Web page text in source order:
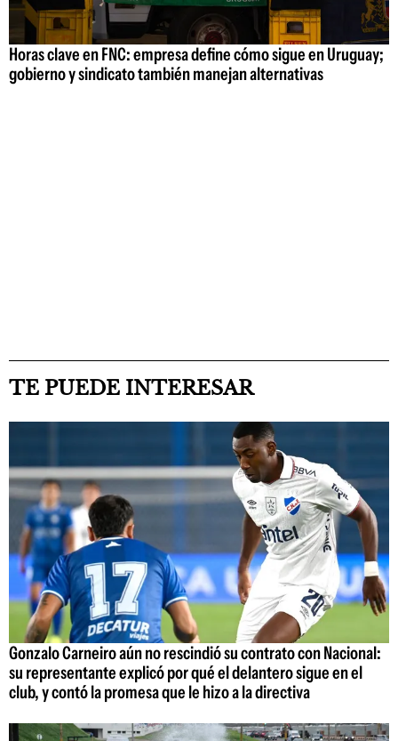
Horas clave en FNC: empresa define cómo sigue en Uruguay;
gobierno y sindicato también manejan alternativas
TE PUEDE INTERESAR
Gonzalo Carneiro aún no rescindió su contrato con Nacional:
su representante explicó por qué el delantero sigue en el
club, y contó la promesa que le hizo a la directiva